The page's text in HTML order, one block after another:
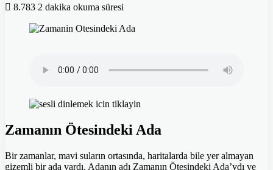
8.783 2 dakika okuma süresi
Zamanın Ötesindeki Ada
Bir zamanlar, mavi suların ortasında, haritalarda bile yer almayan
gizemli bir ada vardı. Adanın adı Zamanın Ötesindeki Ada’ydı ve